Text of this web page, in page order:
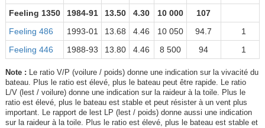
Feeling 1350
1984-91 13.50 4.30 10 000
107
Feeling 486
1993-01 13.68 4.46 10 050 94.7
1
Feeling 446
1988-93 13.80 4.46 8 500 94 1
Note : Le ratio V/P (voilure / poids) donne une indication sur la vivacité du
bateau. Plus le ratio est élevé, plus le bateau peut être rapide. Le ratio
L/V (lest / voilure) donne une indication sur la raideur à la toile. Plus le
ratio est élevé, plus le bateau est stable et peut résister à un vent plus
important. Le rapport de lest LP (lest / poids) donne aussi une indication
sur la raideur à la toile. Plus le ratio est élevé, plus le bateau est stable et